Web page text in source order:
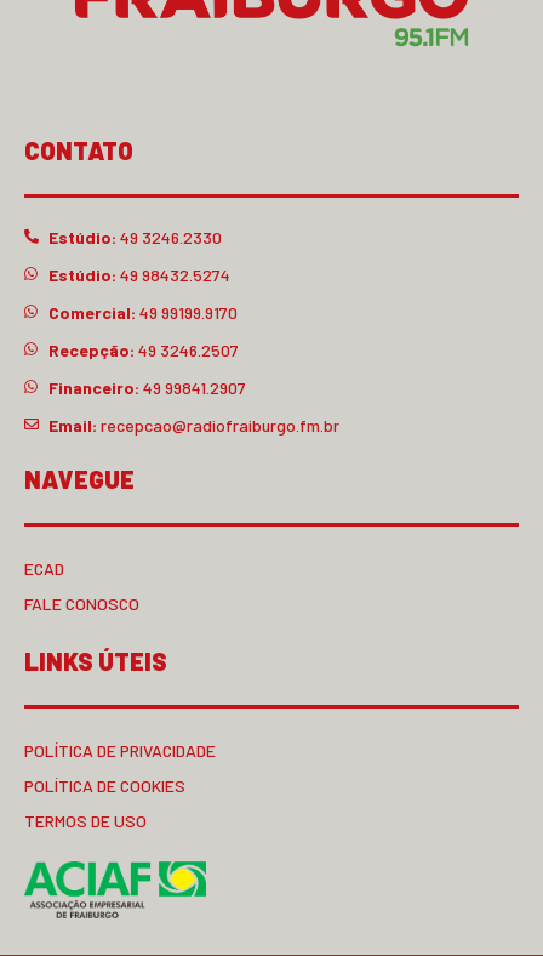
CONTATO
Estúdio: 49 3246.2330
Estúdio: 49 98432.5274
Comercial: 49 99199.9170
Recepção: 49 3246.2507
Financeiro: 49 99841.2907
Email: recepcao@radiofraiburgo.fm.br
NAVEGUE
ECAD
FALE CONOSCO
LINKS ÚTEIS
POLÍTICA DE PRIVACIDADE
POLÍTICA DE COOKIES
TERMOS DE USO